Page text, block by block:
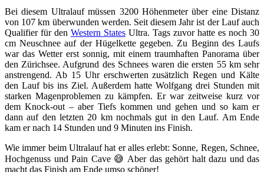
Bei diesem Ultralauf müssen 3200 Höhenmeter über eine Distanz
von 107 km überwunden werden. Seit diesem Jahr ist der Lauf auch
Qualifier für den Western States Ultra. Tags zuvor hatte es noch 30
cm Neuschnee auf der Hügelkette gegeben. Zu Beginn des Laufs
war das Wetter erst sonnig, mit einem traumhaften Panorama über
den Zürichsee. Aufgrund des Schnees waren die ersten 55 km sehr
anstrengend. Ab 15 Uhr erschwerten zusätzlich Regen und Kälte
den Lauf bis ins Ziel. Außerdem hatte Wolfgang drei Stunden mit
starken Magenproblemen zu kämpfen. Er war zeitweise kurz vor
dem Knock-out – aber Tiefs kommen und gehen und so kam er
dann auf den letzten 20 km nochmals gut in den Lauf. Am Ende
kam er nach 14 Stunden und 9 Minuten ins Finish.
Wie immer beim Ultralauf hat er alles erlebt: Sonne, Regen, Schnee,
Hochgenuss und Pain Cave 😅 Aber das gehört halt dazu und das
macht das Finish am Ende umso schöner!